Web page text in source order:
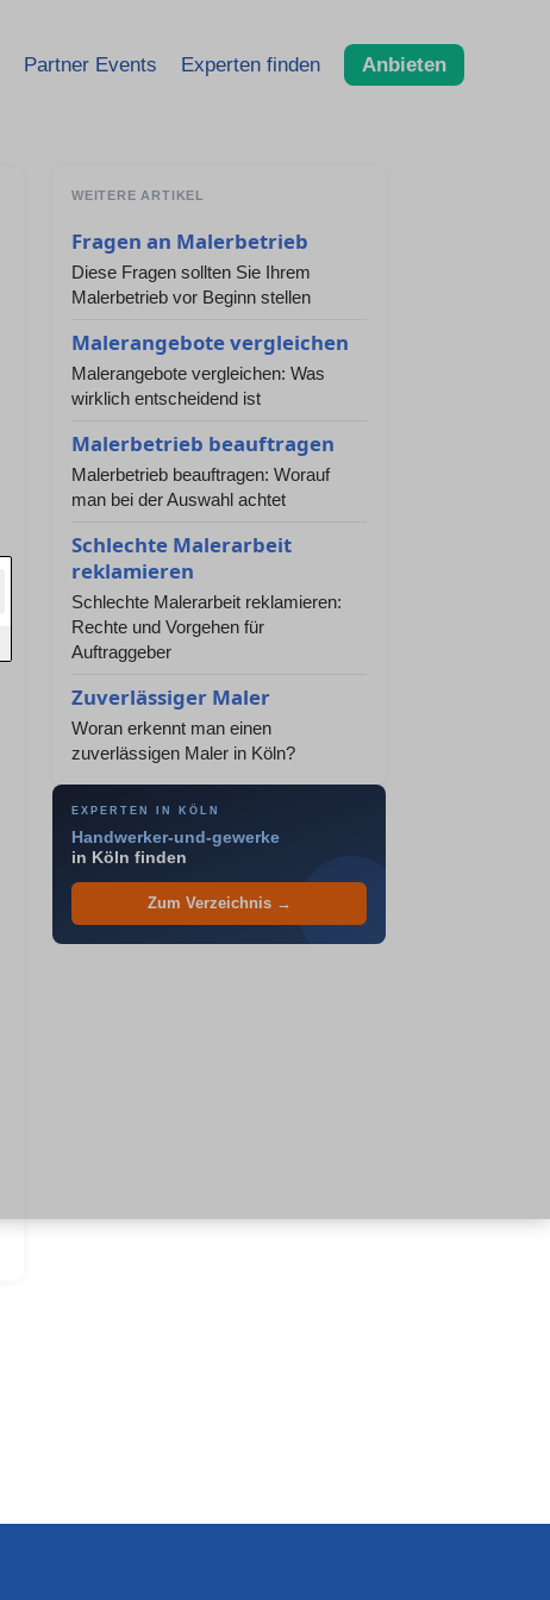
Partner Events Experten finden Anbieten
WEITERE ARTIKEL
Fragen an Malerbetrieb
Diese Fragen sollten Sie Ihrem
Malerbetrieb vor Beginn stellen
Malerangebote vergleichen
Malerangebote vergleichen: Was
wirklich entscheidend ist
Malerbetrieb beauftragen
Malerbetrieb beauftragen: Worauf
man bei der Auswahl achtet
Schlechte Malerarbeit
reklamieren
Schlechte Malerarbeit reklamieren:
Rechte und Vorgehen für
Auftraggeber
Zuverlässiger Maler
Woran erkennt man einen
zuverlässigen Maler in Köln?
EXPERTEN IN KÖLN
Handwerker-und-gewerke
in Köln finden
Zum Verzeichnis →